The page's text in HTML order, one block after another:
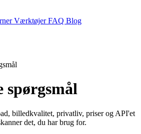
VærktøjerFAQ Blog
spørgsmål
billedkvalitet, privatliv, priser og API'et
det, du har brug for.